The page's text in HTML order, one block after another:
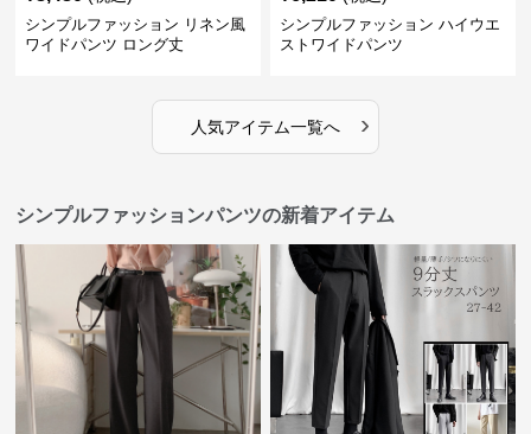
シンプルファッション リネン風
ワイドパンツ ロング丈
シンプルファッション ハイウエ
ストワイドパンツ
人気アイテム一覧へ ›
シンプルファッションパンツの新着アイテム